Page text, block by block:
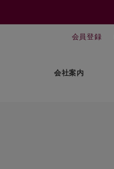
会員登録
会社案内